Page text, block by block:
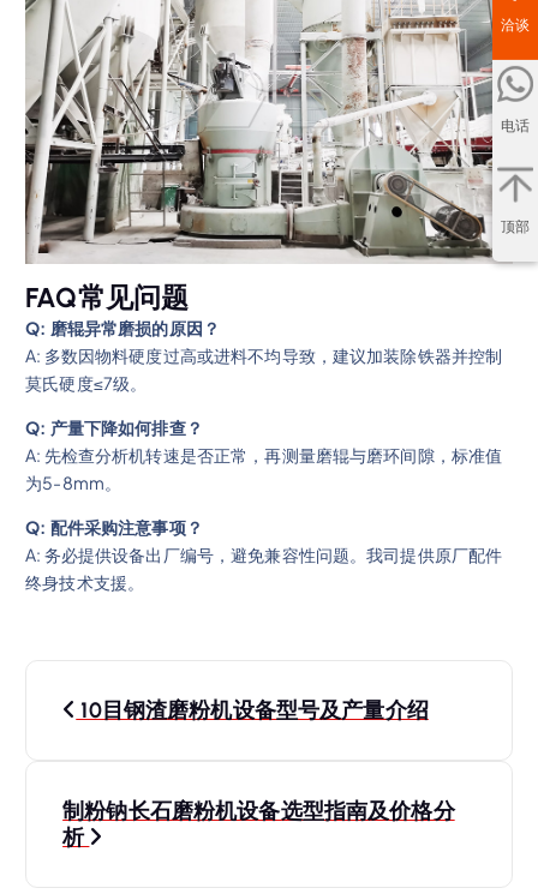
FAQ常见问题
Q: 磨辊异常磨损的原因？
A: 多数因物料硬度过高或进料不均导致，建议加装除铁器并控制
莫氏硬度≤7级。
Q: 产量下降如何排查？
A: 先检查分析机转速是否正常，再测量磨辊与磨环间隙，标准值
为5-8mm。
Q: 配件采购注意事项？
A: 务必提供设备出厂编号，避免兼容性问题。我司提供原厂配件
终身技术支援。
文
导
航
10目钢渣磨粉机设备型号及产量介绍
制粉钠长石磨粉机设备选型指南及价格分
析
洽谈
电话
顶部